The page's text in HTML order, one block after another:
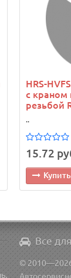
HRS-
с краном
резьбой
..
15.72
Купить
Все
©